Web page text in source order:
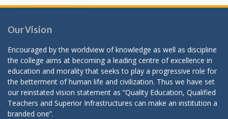
Our Vision
Encouraged by the worldview of knowledge as well as discipline
the college aims at becoming a leading centre of excellence in
education and morality that seeks to play a progressive role for
the betterment of human life and civilization. Thus we have set
our reinstated vision statement as “Quality Education, Qualified
Teachers and Superior Infrastructures can make an institution a
branded one”.